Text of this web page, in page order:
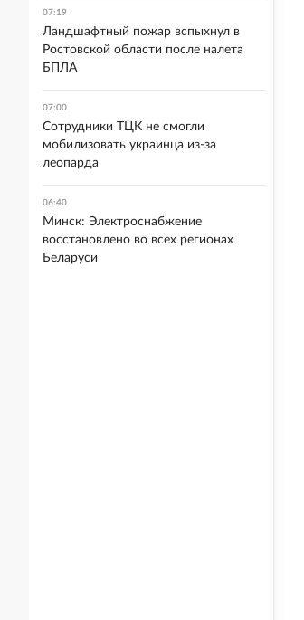
07:19
Ландшафтный пожар вспыхнул в
Ростовской области после налета
БПЛА
07:00
Сотрудники ТЦК не смогли
мобилизовать украинца из-за
леопарда
06:40
Минск: Электроснабжение
восстановлено во всех регионах
Беларуси